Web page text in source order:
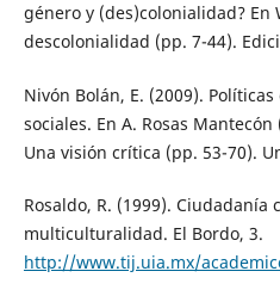
género y (des)colonialidad? En
descolonialidad (pp. 7-44).
Nivón Bolán, E. (2009).
sociales. En A. Rosas
Una visión crítica (pp. 53-70).
Rosaldo, R. (1999).
multiculturalidad. El Bordo, 3.
http://www.tij.uia.mx/